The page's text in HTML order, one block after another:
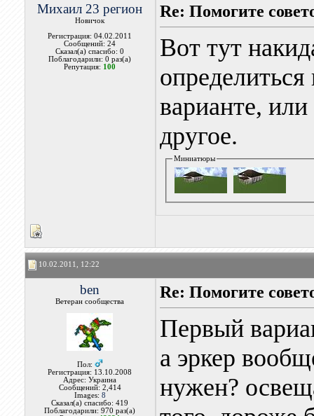
Михаил 23 регион
Новичок
Регистрация: 04.02.2011
Сообщений: 24
Сказал(а) спасибо: 0
Поблагодарили: 0 раз(а)
Репутация: 100
Re: Помогите
Вот тут
определиться
варианте,
другое.
Миниатюры
10.02.2011, 12:22
ben
Ветеран сообщества
Пол:
Регистрация: 13.10.2008
Адрес: Украина
Сообщений: 2,414
Images: 8
Сказал(а) спасибо: 419
Поблагодарили: 970 раз(а)
Re: Помогите
Первый
а эркер
нужен?